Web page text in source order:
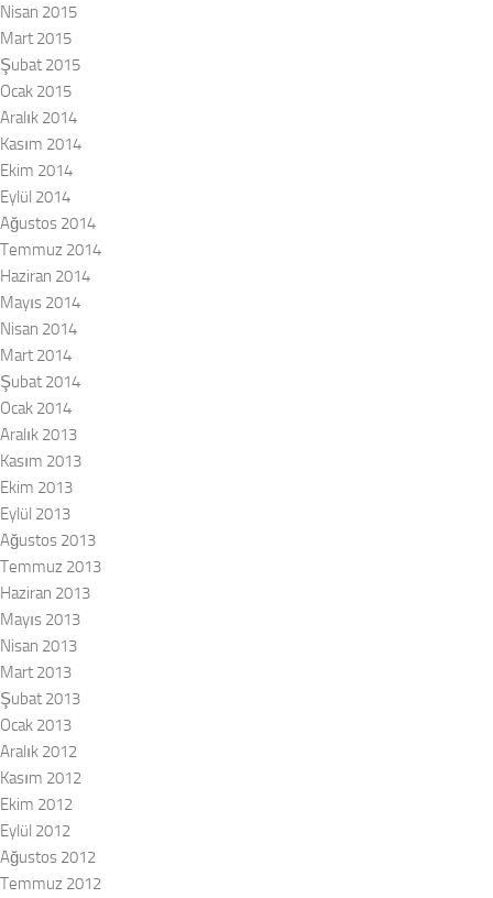
Nisan 2015
Mart 2015
Şubat 2015
Ocak 2015
Aralık 2014
Kasım 2014
Ekim 2014
Eylül 2014
Ağustos 2014
Temmuz 2014
Haziran 2014
Mayıs 2014
Nisan 2014
Mart 2014
Şubat 2014
Ocak 2014
Aralık 2013
Kasım 2013
Ekim 2013
Eylül 2013
Ağustos 2013
Temmuz 2013
Haziran 2013
Mayıs 2013
Nisan 2013
Mart 2013
Şubat 2013
Ocak 2013
Aralık 2012
Kasım 2012
Ekim 2012
Eylül 2012
Ağustos 2012
Temmuz 2012